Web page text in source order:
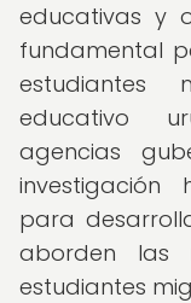
educativas y
fundamental
estudiantes
educativo
agencias
para
aborden las
estudiantes